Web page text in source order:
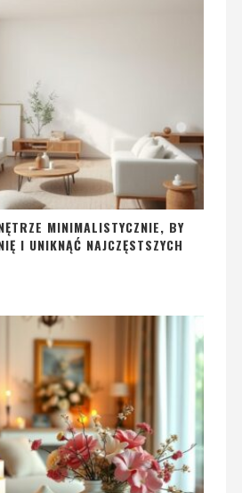
MINIMALISTYCZNIE, BY
I UNIKNĄĆ NAJCZĘSTSZYCH